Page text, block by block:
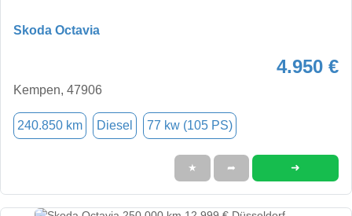
Skoda Octavia
4.950 €
Kempen, 47906
240.850 km Diesel 77 kw (105 PS)
★ ➦ ➜